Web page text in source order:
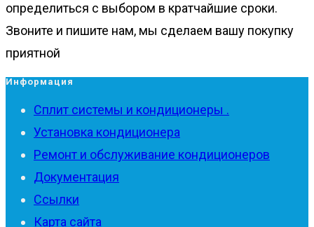
определиться с выбором в кратчайшие сроки.
Звоните и пишите нам, мы сделаем вашу покупку
приятной
Информация
Сплит системы и кондиционеры .
Установка кондиционера
Ремонт и обслуживание кондиционеров
Документация
Ссылки
Карта сайта